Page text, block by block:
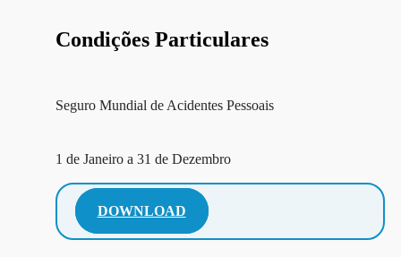
Condições Particulares
Seguro Mundial de Acidentes Pessoais
⁠1 de Janeiro a 31 de Dezembro
DOWNLOAD